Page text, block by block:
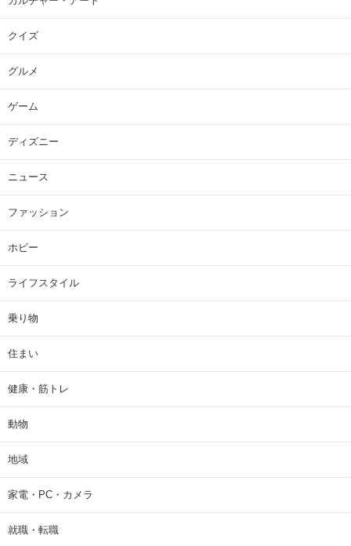
クイズ
グルメ
ゲーム
ディズニー
ニュース
ファッション
ホビー
ライフスタイル
乗り物
住まい
健康・筋トレ
動物
地域
家電・PC・カメラ
就職・転職